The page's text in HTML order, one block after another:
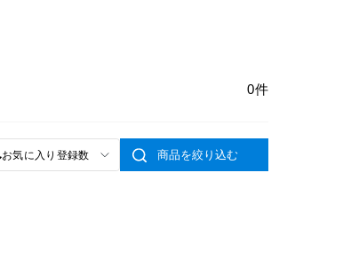
0件
お気に入り登録数 商品を絞り込む